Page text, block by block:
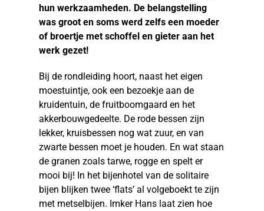
hun werkzaamheden. De belangstelling
was groot en soms werd zelfs een moeder
of broertje met schoffel en gieter aan het
werk gezet!
Bij de rondleiding hoort, naast het eigen
moestuintje, ook een bezoekje aan de
kruidentuin, de fruitboomgaard en het
akkerbouwgedeelte. De rode bessen zijn
lekker, kruisbessen nog wat zuur, en van
zwarte bessen moet je houden. En wat staan
de granen zoals tarwe, rogge en spelt er
mooi bij! In het bijenhotel van de solitaire
bijen blijken twee ‘flats’ al volgeboekt te zijn
met metselbijen. Imker Hans laat zien hoe